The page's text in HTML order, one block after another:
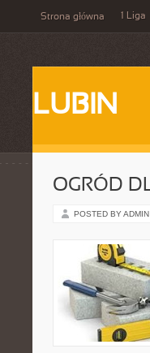
Strona główna 1 Liga
LUBIN
OGRÓD
POSTED BY ADMIN